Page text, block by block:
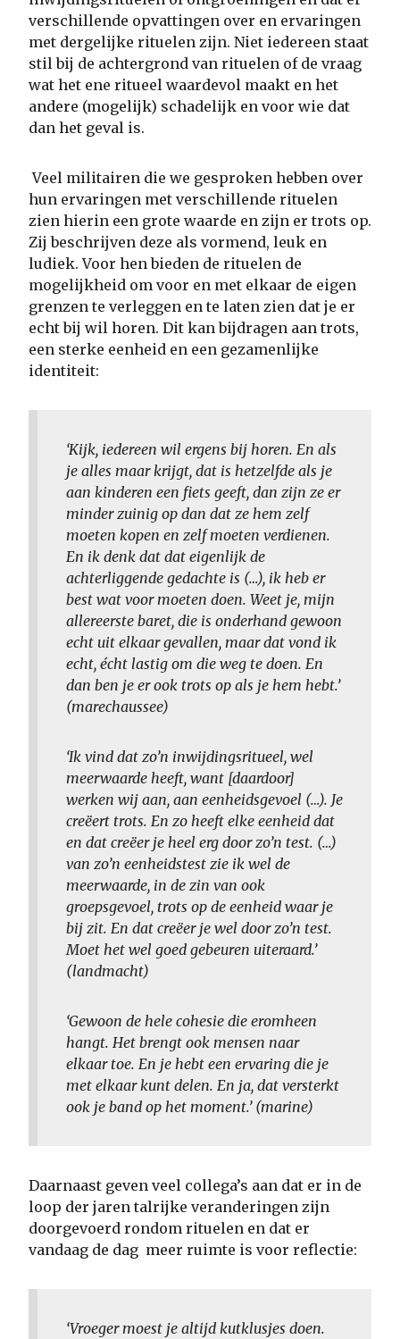
verschillende opvattingen over en ervaringen
met dergelijke rituelen zijn. Niet iedereen staat
stil bij de achtergrond van rituelen of de vraag
wat het ene ritueel waardevol maakt en het
andere (mogelijk) schadelijk en voor wie dat
dan het geval is.
Veel militairen die we gesproken hebben over
hun ervaringen met verschillende rituelen
zien hierin een grote waarde en zijn er trots op.
Zij beschrijven deze als vormend, leuk en
ludiek. Voor hen bieden de rituelen de
mogelijkheid om voor en met elkaar de eigen
grenzen te verleggen en te laten zien dat je er
echt bij wil horen. Dit kan bijdragen aan trots,
een sterke eenheid en een gezamenlijke
identiteit:
‘Kijk, iedereen wil ergens bij horen. En als
je alles maar krijgt, dat is hetzelfde als je
aan kinderen een fiets geeft, dan zijn ze er
minder zuinig op dan dat ze hem zelf
moeten kopen en zelf moeten verdienen.
En ik denk dat dat eigenlijk de
achterliggende gedachte is (…), ik heb er
best wat voor moeten doen. Weet je, mijn
allereerste baret, die is onderhand gewoon
echt uit elkaar gevallen, maar dat vond ik
echt, écht lastig om die weg te doen. En
dan ben je er ook trots op als je hem hebt.’
(marechaussee)
‘Ik vind dat zo’n inwijdingsritueel, wel
meerwaarde heeft, want [daardoor]
werken wij aan, aan eenheidsgevoel (…). Je
creëert trots. En zo heeft elke eenheid dat
en dat creëer je heel erg door zo’n test. (…)
van zo’n eenheidstest zie ik wel de
meerwaarde, in de zin van ook
groepsgevoel, trots op de eenheid waar je
bij zit. En dat creëer je wel door zo’n test.
Moet het wel goed gebeuren uiteraard.’
(landmacht)
‘Gewoon de hele cohesie die eromheen
hangt. Het brengt ook mensen naar
elkaar toe. En je hebt een ervaring die je
met elkaar kunt delen. En ja, dat versterkt
ook je band op het moment.’ (marine)
Daarnaast geven veel collega’s aan dat er in de
loop der jaren talrijke veranderingen zijn
doorgevoerd rondom rituelen en dat er
vandaag de dag meer ruimte is voor reflectie:
‘Vroeger moest je altijd kutklusjes doen.